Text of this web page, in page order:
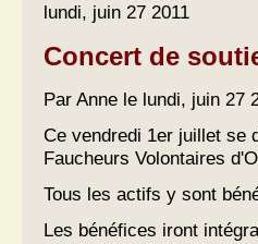
lundi, juin 27 2011
Concert de
Par Anne le lundi, juin 27
Ce vendredi 1er juillet se
Faucheurs Volontaires
Tous les actifs y sont
Les bénéfices iront